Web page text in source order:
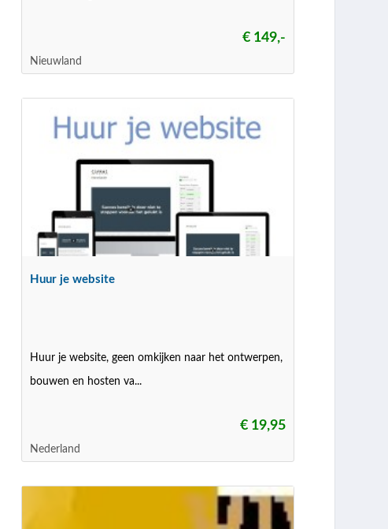
€ 149,-
Nieuwland
Huur je website
Huur je website, geen omkijken naar het ontwerpen,
bouwen en hosten va...
€ 19,95
Nederland